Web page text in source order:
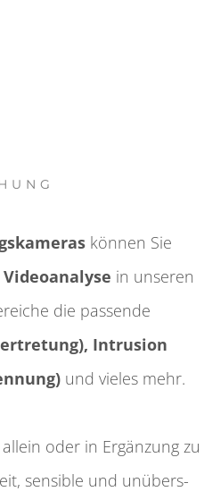
können Sie
in unseren
die passende
Intrusion
und vieles mehr.
oder in Ergänzung zu
sensible und un­­über­­s­